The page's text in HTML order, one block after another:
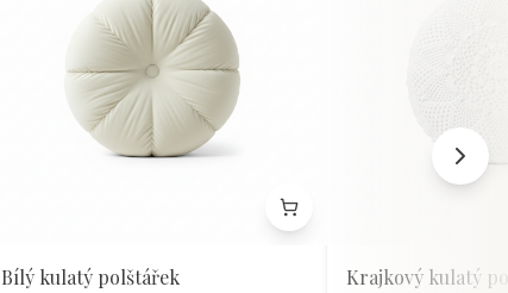
Bílý kulatý polštářek Krajkový kulatý